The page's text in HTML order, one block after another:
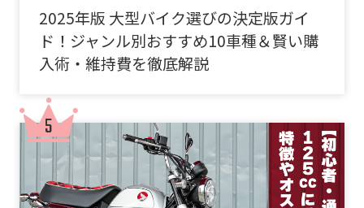
2025年版 大型バイク選びの決定版ガイ
ド！ジャンル別おすすめ10車種＆賢い購
入術・維持費を徹底解説